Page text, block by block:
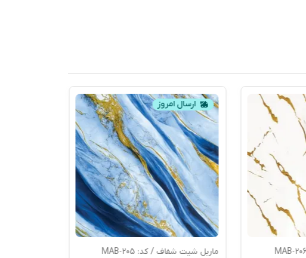
ارسال امروز
ماربل شیت شفاف / کد: MAB-205